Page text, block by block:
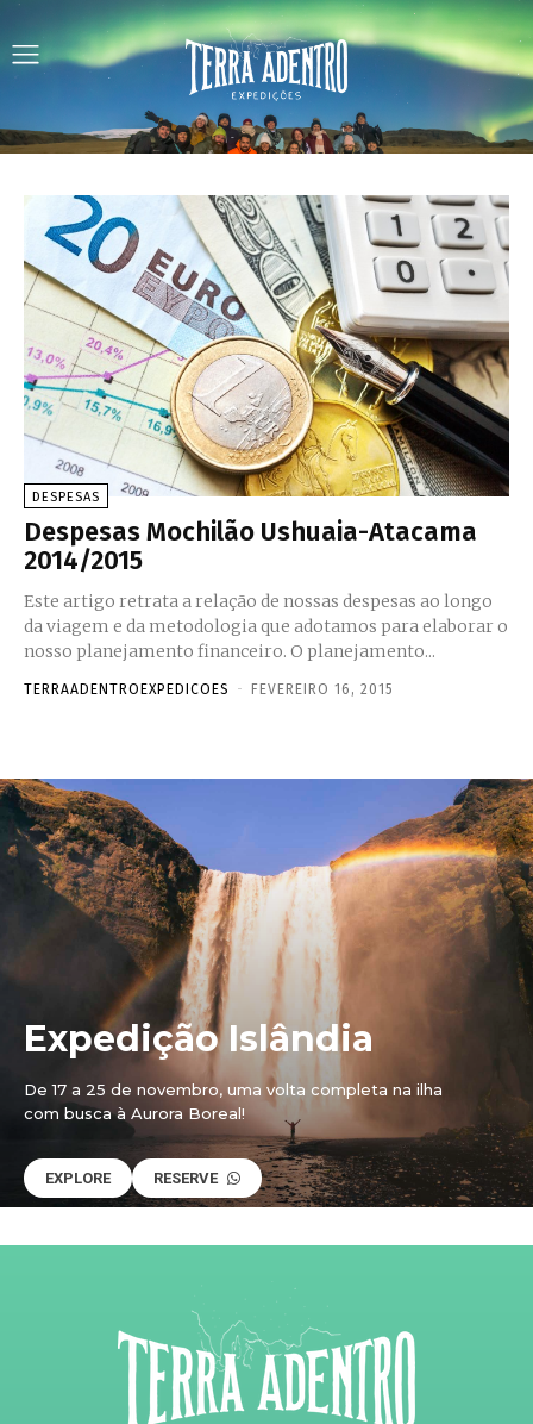
DESPESAS
Despesas Mochilão Ushuaia-Atacama
2014/2015
Este artigo retrata a relação de nossas despesas ao longo
da viagem e da metodologia que adotamos para elaborar o
nosso planejamento financeiro. O planejamento...
TERRAADENTROEXPEDICOES - FEVEREIRO 16, 2015
Expedição Islândia
De 17 a 25 de novembro, uma volta completa na ilha
com busca à Aurora Boreal!
EXPLORE RESERVE